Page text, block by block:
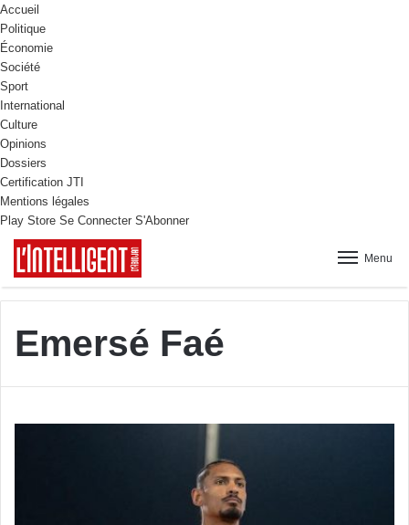
Accueil
Politique
Économie
Société
Sport
International
Culture
Opinions
Dossiers
Certification JTI
Mentions légales
Play Store Se Connecter S'Abonner
Menu
Emersé Faé